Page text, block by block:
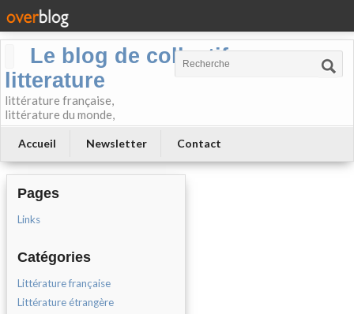
Le blog de collectif-
litterature
littérature française,
littérature du monde,
Accueil Newsletter Contact
Pages
Links
Catégories
Littérature française
Littérature étrangère